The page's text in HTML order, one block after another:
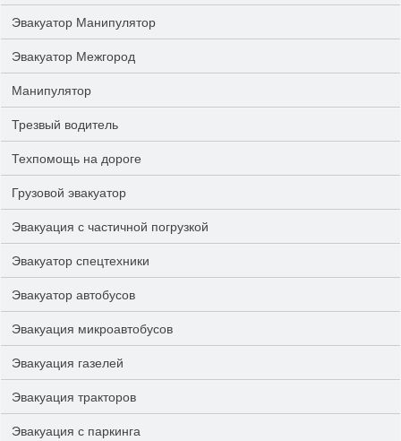
Эвакуатор Манипулятор
Эвакуатор Межгород
Манипулятор
Трезвый водитель
Техпомощь на дороге
Грузовой эвакуатор
Эвакуация с частичной погрузкой
Эвакуатор спецтехники
Эвакуатор автобусов
Эвакуация микроавтобусов
Эвакуация газелей
Эвакуация тракторов
Эвакуация с паркинга